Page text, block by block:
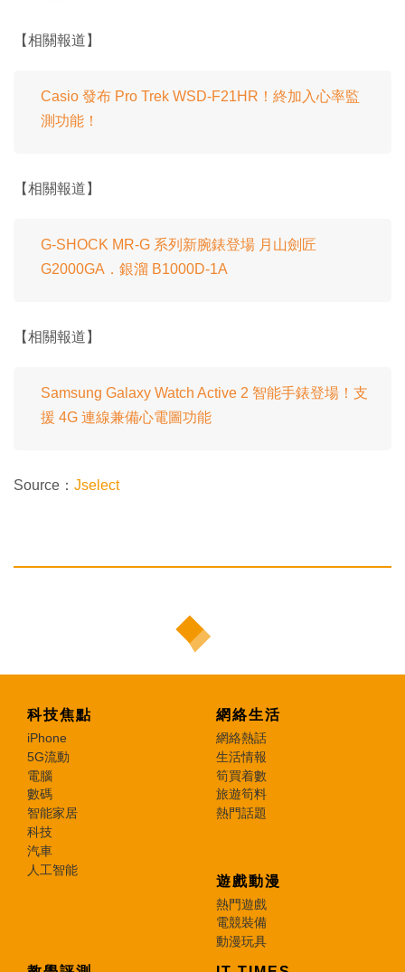
【相關報道】
Casio 發布 Pro Trek WSD-F21HR！終加入心率監
測功能！
【相關報道】
G-SHOCK MR-G 系列新腕錶登場 月山劍匠
G2000GA．銀溜 B1000D-1A
【相關報道】
Samsung Galaxy Watch Active 2 智能手錶登場！支
援 4G 連線兼備心電圖功能
Source： Jselect
科技焦點
iPhone
5G流動
電腦
數碼
智能家居
科技
汽車
人工智能
網絡生活
網絡熱話
生活情報
筍買着數
旅遊筍料
熱門話題
遊戲動漫
熱門遊戲
電競裝備
動漫玩具